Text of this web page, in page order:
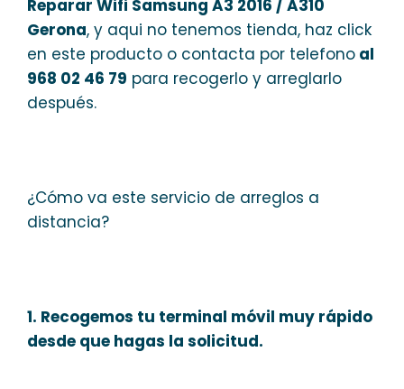
Reparar Wifi Samsung A3 2016 / A310
Gerona, y aqui no tenemos tienda, haz click
en este producto o contacta por telefono al
968 02 46 79 para recogerlo y arreglarlo
después.
¿Cómo va este servicio de arreglos a
distancia?
1. Recogemos tu terminal móvil muy rápido
desde que hagas la solicitud.